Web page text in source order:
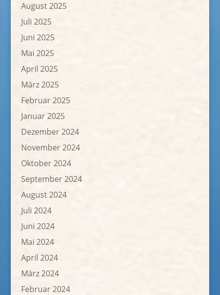
August 2025
Juli 2025
Juni 2025
Mai 2025
April 2025
März 2025
Februar 2025
Januar 2025
Dezember 2024
November 2024
Oktober 2024
September 2024
August 2024
Juli 2024
Juni 2024
Mai 2024
April 2024
März 2024
Februar 2024